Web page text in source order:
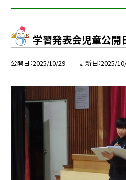
学習発表会児童公開
公開日 2025/10/29 更新日 2025/